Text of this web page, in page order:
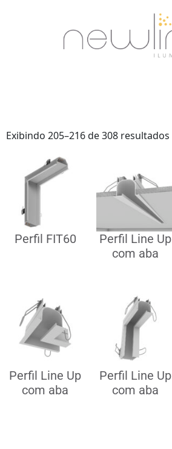
Exibindo 205–216 de 308 resultados
Perfil FIT60
Perfil Line Up
com aba
Perfil Line Up
com aba
Perfil Line Up
com aba